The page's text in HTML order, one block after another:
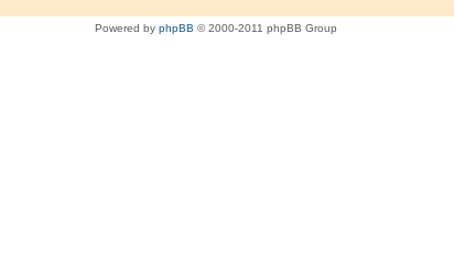
Powered by phpBB © 2000-2011 phpBB Group